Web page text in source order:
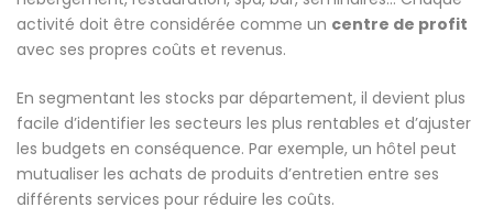
activité doit être considérée comme un centre de profit
avec ses propres coûts et revenus.
En segmentant les stocks par département, il devient plus
facile d’identifier les secteurs les plus rentables et d’ajuster
les budgets en conséquence. Par exemple, un hôtel peut
mutualiser les achats de produits d’entretien entre ses
différents services pour réduire les coûts.